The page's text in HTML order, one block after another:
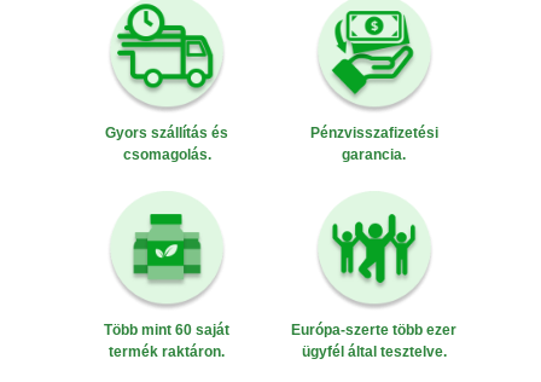
Gyors szállítás és
csomagolás.
Pénzvisszafizetési
garancia.
Több mint 60 saját
termék raktáron.
Európa-szerte több ezer
ügyfél által tesztelve.